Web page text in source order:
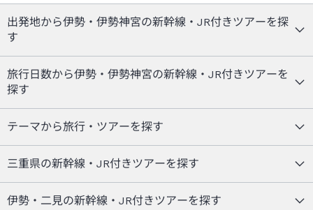
出発地から伊勢・伊勢神宮の新幹線・JR付きツアーを探
す
旅行日数から伊勢・伊勢神宮の新幹線・JR付きツアーを
探す
テーマから旅行・ツアーを探す
三重県の新幹線・JR付きツアーを探す
伊勢・二見の新幹線・JR付きツアーを探す